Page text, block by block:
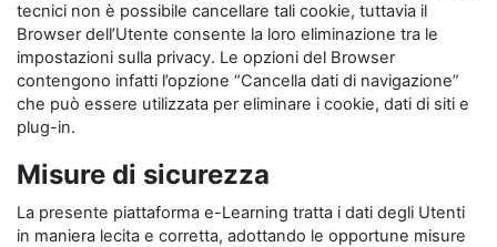
tecnici non è possibile cancellare tali cookie, tuttavia il
Browser dell’Utente consente la loro eliminazione tra le
impostazioni sulla privacy. Le opzioni del Browser
contengono infatti l’opzione “Cancella dati di navigazione”
che può essere utilizzata per eliminare i cookie, dati di siti e
plug-in.
Misure di sicurezza
La presente piattaforma e-Learning tratta i dati degli Utenti
in maniera lecita e corretta, adottando le opportune misure